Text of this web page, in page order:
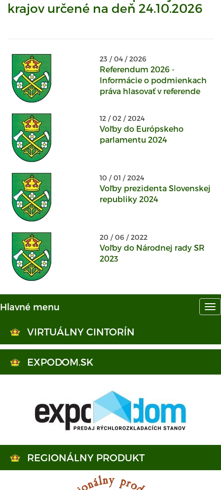
krajov určené na deň 24.10.2026
23 / 04 / 2026
Referendum 2026 -
Informácie o podmienkach
práva hlasovať v referende
12 / 02 / 2024
Voľby do Európskeho
parlamentu 2024
10 / 01 / 2024
Voľby prezidenta Slovenskej
republiky 2024
20 / 06 / 2022
Voľby do Národnej rady SR
2023
Hlavné menu
VIRTUÁLNY CINTORÍN
EXPODOM.SK
REGIONÁLNY PRODUKT